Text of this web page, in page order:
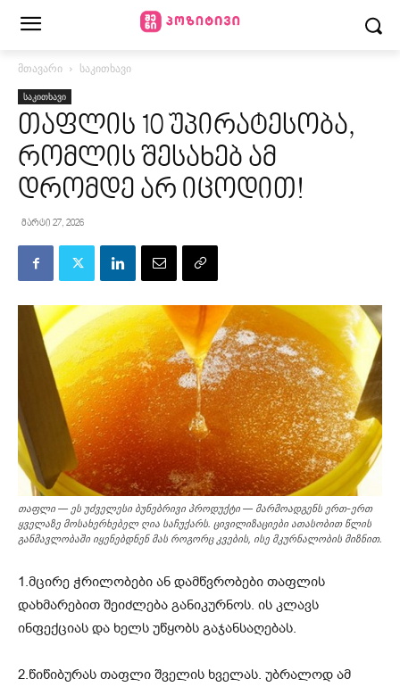
მთავარი საკითხავი
საკითხავი
თაფლის 10 უპირატესობა,
რომლის შესახებ ამ
დრომდე არ იცოდით!
მარტი 27, 2026
თაფლი — ეს უძველესი ბუნებრივი პროდუქტი — მარმოადგენს ერთ-ერთ
ყველაზე მოსახერხებელ ღია საჩუქარს. ცივილიზაციები ათასობით წლის
განმავლობაში იყენებდნენ მას როგორც კვების, ისე მკურნალობის მიზნით.
1.მცირე ჭრილობები ან დამწვრობები თაფლის
დახმარებით შეიძლება განიკურნოს. ის კლავს
ინფექციას და ხელს უწყობს გაჯანსაღებას.
2.წიწიბურას თაფლი შველის ხველას. უბრალოდ ამ